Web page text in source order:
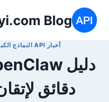
التجاوز
المحتوى
Blog
أخبار API النماذج الكبيرة
دقائق